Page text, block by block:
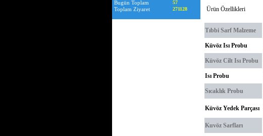
Bugün Toplam 57
Toplam Ziyaret 271128 Ürün Özellikleri
Tıbbi Sarf Malzeme
Küvöz Isı Probu
Küvöz Cilt Isı Probu
Isı Probu
Sıcaklık Probu
Küvöz Yedek Parçası
Kuvöz Sarfları